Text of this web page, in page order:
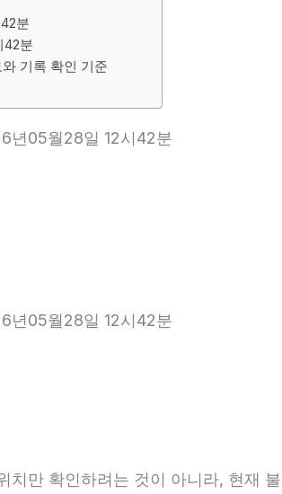
분
42분
기록 확인 기준
년05월28일 12시42분
년05월28일 12시42분
치만 확인하려는 것이 아니라, 현재